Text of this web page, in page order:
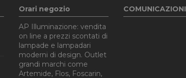
Orari negozio
AP Illuminazione: vendita
on line a prezzi scontati di
lampade e lampadari
moderni di design. Outlet
grandi marchi come
Artemide, Flos, Foscarin,
COMUNICAZIONI